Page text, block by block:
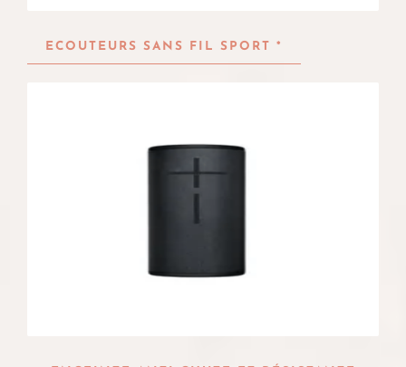
ECOUTEURS SANS FIL SPORT *